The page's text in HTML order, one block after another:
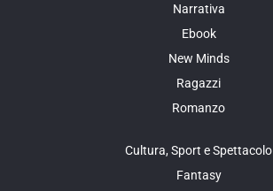
Narrativa
Ebook
New Minds
Ragazzi
Romanzo
Cultura, Sport e Spettacolo
Fantasy